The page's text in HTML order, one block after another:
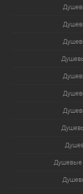
Душевые